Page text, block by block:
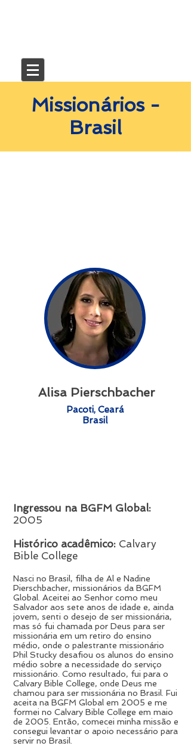
Missionários -
Brasil
Alisa Pierschbacher
Pacoti, Ceará
Brasil
Ingressou na BGFM Global:
2005
Histórico acadêmico: Calvary
Bible College
Nasci no Brasil, filha de Al e Nadine
Pierschbacher, missionários da BGFM
Global. Aceitei ao Senhor como meu
Salvador aos sete anos de idade e, ainda
jovem, senti o desejo de ser missionária,
mas só fui chamada por Deus para ser
missionária em um retiro do ensino
médio, onde o palestrante missionário
Phil Stucky desafiou os alunos do ensino
médio sobre a necessidade do serviço
missionário. Como resultado, fui para o
Calvary Bible College, onde Deus me
chamou para ser missionária no Brasil. Fui
aceita na BGFM Global em 2005 e me
formei no Calvary Bible College em maio
de 2005. Então, comecei minha missão e
consegui levantar o apoio necessário para
servir no Brasil.